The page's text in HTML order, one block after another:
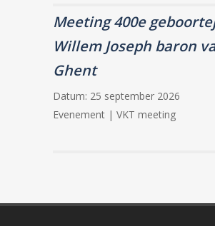
Meeting 400e
Willem Joseph baron
Ghent
Datum: 25 september 2026
Evenement | VKT meeting